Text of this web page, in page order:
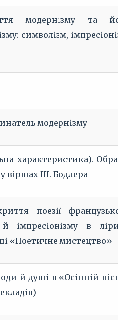
модернізму та
символізм,
модернізму
характеристика).
віршах Ш. Бодлера
поезії
імпресіонізму в
«Поетичне мистецтво»
й душі в «Осінній